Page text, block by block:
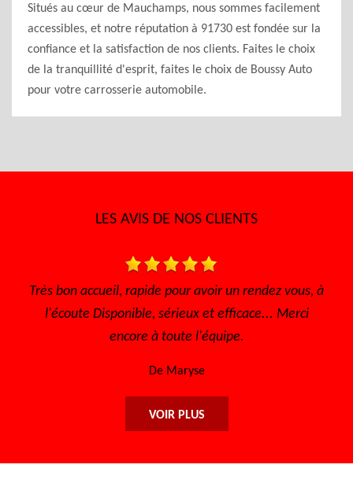
Situés au cœur de Mauchamps, nous sommes facilement
accessibles, et notre réputation à 91730 est fondée sur la
confiance et la satisfaction de nos clients. Faites le choix
de la tranquillité d'esprit, faites le choix de Boussy Auto
pour votre carrosserie automobile.
LES AVIS DE NOS CLIENTS
avoir un rendez vous, à
et efficace... Merci
Je recommande ce garage sérieux
VOIR PLUS